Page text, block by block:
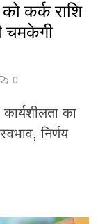
कर्क राशि
चमकेगी
0
का
निर्णय